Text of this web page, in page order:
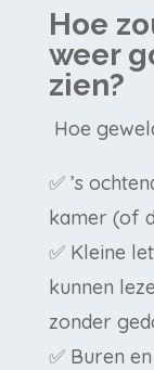
Hoe
weer
zien?
Hoe
✅ ’s
kamer (of
✅ Kleine
kunnen
zonder
✅ Buren